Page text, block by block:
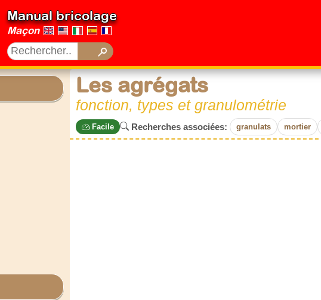
Manual bricolage
Maçon
Les agrégats
fonction, types et granulométrie
Facile Recherches associées: granulats mortier